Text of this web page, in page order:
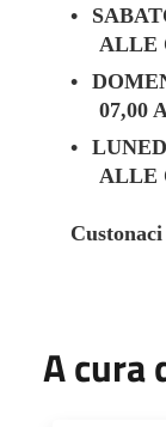
•
ALLE
•
07,00
•
ALLE
A cura